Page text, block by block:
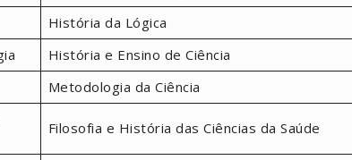
História da Lógica
História e Ensino de Ciência
Metodologia da Ciência
Filosofia e História das Ciências da Saúde